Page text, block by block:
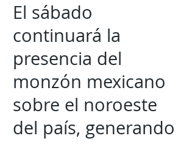
El sábado
continuará la
presencia del
monzón mexicano
sobre el noroeste
del país, generando